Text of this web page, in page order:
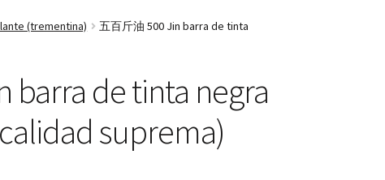
(trementina)
五百斤油 500 Jin barra de tinta
de tinta negra
suprema)